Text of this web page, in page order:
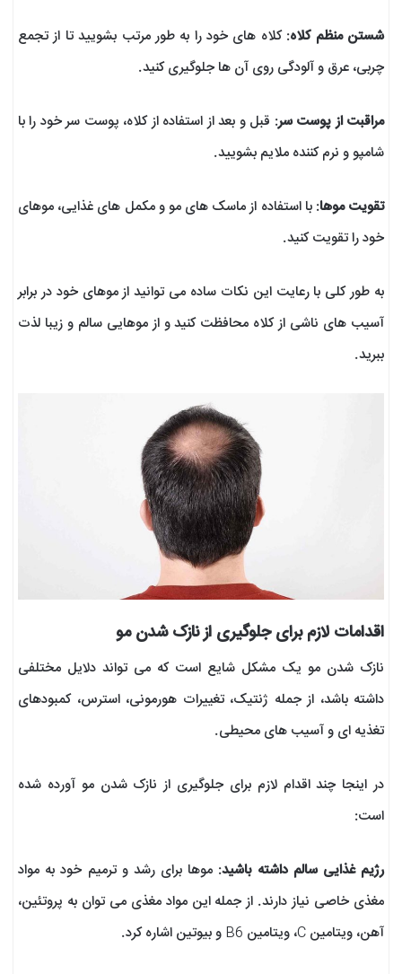
شستن منظم کلاه: کلاه های خود را به طور مرتب بشویید تا از تجمع
چربی، عرق و آلودگی روی آن ها جلوگیری کنید.
مراقبت از پوست سر: قبل و بعد از استفاده از کلاه، پوست سر خود را با
شامپو و نرم کننده ملایم بشویید.
تقویت موها: با استفاده از ماسک های مو و مکمل های غذایی، موهای
خود را تقویت کنید.
به طور کلی با رعایت این نکات ساده می توانید از موهای خود در برابر
آسیب های ناشی از کلاه محافظت کنید و از موهایی سالم و زیبا لذت
ببرید.
اقدامات لازم برای جلوگیری از نازک شدن مو
نازک شدن مو یک مشکل شایع است که می تواند دلایل مختلفی
داشته باشد، از جمله ژنتیک، تغییرات هورمونی، استرس، کمبودهای
تغذیه ای و آسیب های محیطی.
در اینجا چند اقدام لازم برای جلوگیری از نازک شدن مو آورده شده
است:
رژیم غذایی سالم داشته باشید: موها برای رشد و ترمیم خود به مواد
مغذی خاصی نیاز دارند. از جمله این مواد مغذی می توان به پروتئین،
آهن، ویتامین C، ویتامین B6 و بیوتین اشاره کرد.